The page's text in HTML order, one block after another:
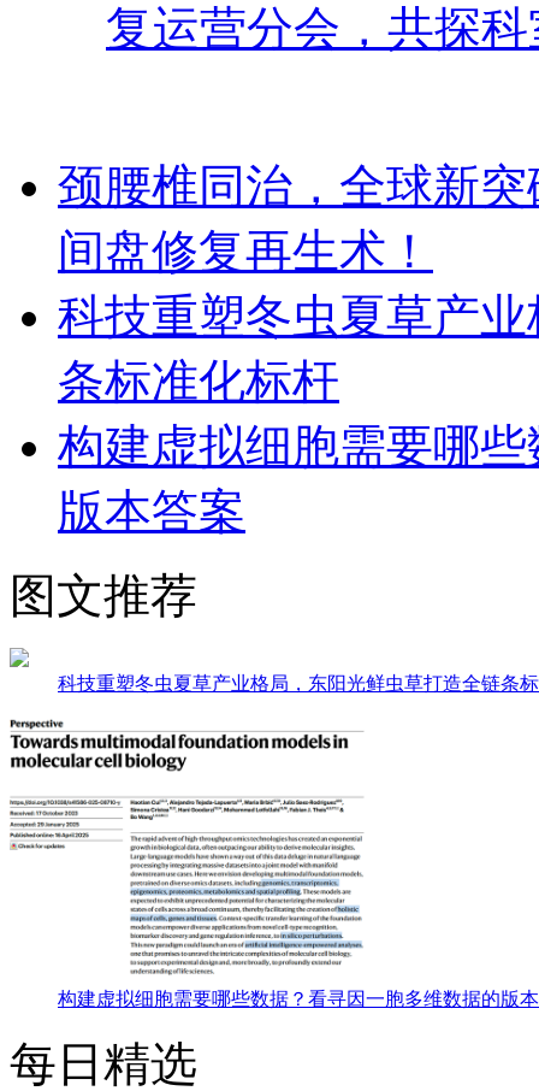
复运营分会，共探
颈腰椎同治，全球新突
间盘修复再生术！
科技重塑冬虫夏草产
条标准化标杆
构建虚拟细胞需要哪
版本答案
图文推荐
科技重塑冬虫夏草产业格局，东阳光鲜虫草打造全链条
构建虚拟细胞需要哪些数据？看寻因一胞多维数据的版
每日精选